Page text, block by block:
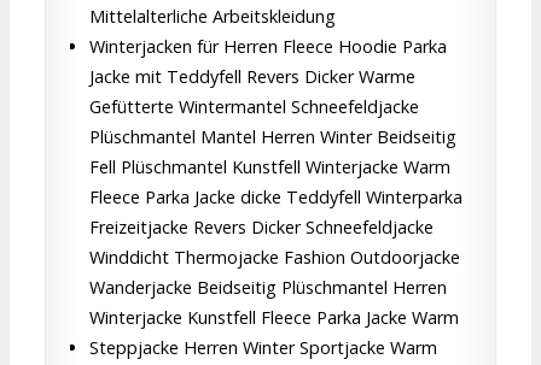
Mittelalterliche Arbeitskleidung
Winterjacken für Herren Fleece Hoodie Parka
Jacke mit Teddyfell Revers Dicker Warme
Gefütterte Wintermantel Schneefeldjacke
Plüschmantel Mantel Herren Winter Beidseitig
Fell Plüschmantel Kunstfell Winterjacke Warm
Fleece Parka Jacke dicke Teddyfell Winterparka
Freizeitjacke Revers Dicker Schneefeldjacke
Winddicht Thermojacke Fashion Outdoorjacke
Wanderjacke Beidseitig Plüschmantel Herren
Winterjacke Kunstfell Fleece Parka Jacke Warm
Steppjacke Herren Winter Sportjacke Warm